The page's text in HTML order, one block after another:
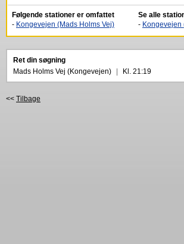
Følgende stationer er omfattet
- Kongevejen (Mads Holms Vej)
Se alle
- Kongevejen
Ret din søgning
Mads Holms Vej (Kongevejen)
Kl. 21:19
<< Tilbage